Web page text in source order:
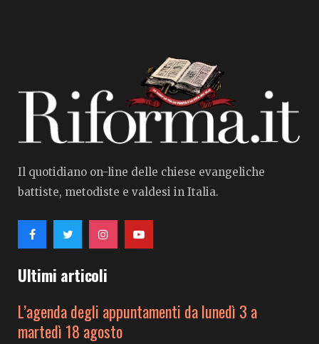
Il quotidiano on-line delle chiese evangeliche
battiste, metodiste e valdesi in Italia.
Ultimi articoli
L’agenda degli appuntamenti da lunedì 3 a
martedì 18 agosto